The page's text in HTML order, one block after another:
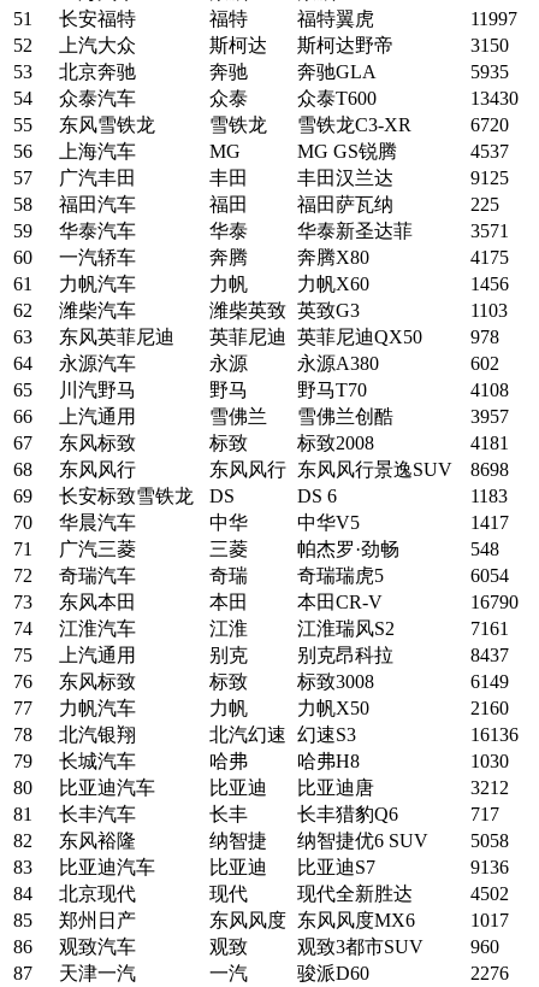
51
长安福特 福特 福特翼虎
11997
52
上汽大众 斯柯达 斯柯达野帝
3150
53
北京奔驰 奔驰 奔驰GLA
5935
54
众泰汽车 众泰 众泰T600
13430
55
东风雪铁龙 雪铁龙 雪铁龙C3-XR
6720
56
上海汽车 MG MG GS锐腾
4537
57
广汽丰田 丰田 丰田汉兰达
9125
58
福田汽车 福田 福田萨瓦纳
225
59
华泰汽车 华泰 华泰新圣达菲
3571
60
一汽轿车 奔腾 奔腾X80
4175
61
力帆汽车 力帆 力帆X60
1456
62
潍柴汽车 潍柴英致 英致G3
1103
63
东风英菲尼迪 英菲尼迪 英菲尼迪QX50
978
64
永源汽车 永源 永源A380
602
65
川汽野马 野马 野马T70
4108
66
上汽通用 雪佛兰 雪佛兰创酷
3957
67
东风标致 标致 标致2008
4181
68
东风风行 东风风行 东风风行景逸SUV
8698
69
长安标致雪铁龙 DS DS 6
1183
70
华晨汽车 中华 中华V5
1417
71
广汽三菱 三菱 帕杰罗·劲畅
548
72
奇瑞汽车 奇瑞 奇瑞瑞虎5
6054
73
东风本田 本田 本田CR-V
16790
74
江淮汽车 江淮 江淮瑞风S2
7161
75
上汽通用 别克 别克昂科拉
8437
76
东风标致 标致 标致3008
6149
77
力帆汽车 力帆 力帆X50
2160
78
北汽银翔 北汽幻速 幻速S3
16136
79
长城汽车 哈弗 哈弗H8
1030
80
比亚迪汽车 比亚迪 比亚迪唐
3212
81
长丰汽车 长丰 长丰猎豹Q6
717
82
东风裕隆 纳智捷 纳智捷优6 SUV
5058
83
比亚迪汽车 比亚迪 比亚迪S7
9136
84
北京现代 现代 现代全新胜达
4502
85
郑州日产 东风风度 东风风度MX6
1017
86
观致汽车 观致 观致3都市SUV
960
87
天津一汽 一汽 骏派D60
2276